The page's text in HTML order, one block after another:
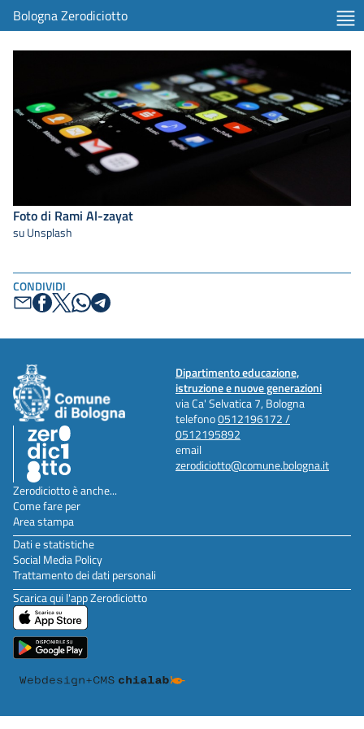
Bologna Zerodiciotto
CONDIVIDI
Foto di Rami Al-zayat
su Unsplash
Dipartimento educazione,
istruzione e nuove generazioni
via Ca' Selvatica 7, Bologna
telefono0512196172 /
0512195892
email
zerodiciotto@comune.bologna.it
Zerodiciotto è anche...
Come fare per
Area stampa
Dati e statistiche
Social Media Policy
Trattamento dei dati personali
Scarica qui l'app Zerodiciotto